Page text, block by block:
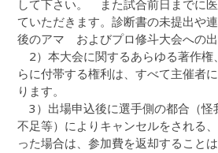
して下さい。 また試合前日までに
ていただきます。診断書の未提出や
後のアマ およびプロ修斗大会への出
2）本大会に関するあらゆる著作権
らに付帯する権利は、すべて主催者
ります。
3）出場申込後に選手側の都合（怪
不足等）によりキャンセルをされる
った場合は、参加費を返却するこ